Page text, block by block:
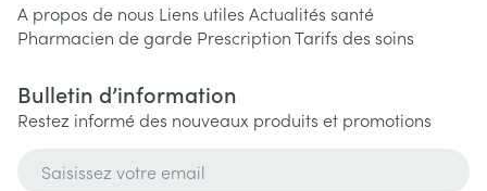
A propos de nous Liens utiles Actualités santé
Pharmacien de garde PrescriptionTarifs des soins
Bulletin d’information
Restez informé des nouveaux produits et promotions